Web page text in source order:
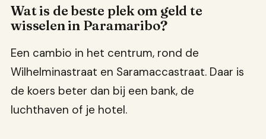
Wat is de beste plek om geld te
wisselen in Paramaribo?
Een cambio in het centrum, rond de
Wilhelminastraat en Saramaccastraat. Daar is
de koers beter dan bij een bank, de
luchthaven of je hotel.